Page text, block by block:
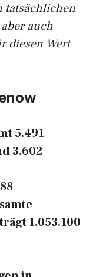
tatsächlichen
auch
diesen Wert
5.491
3.602
1.053.100